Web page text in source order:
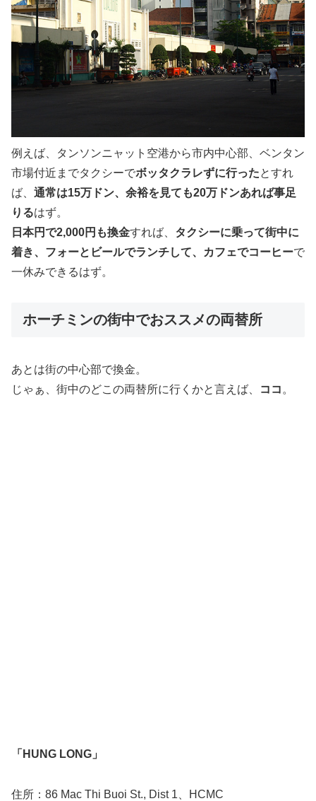
例えば、タンソンニャット空港から市内中心部、ベンタン
市場付近までタクシーでボッタクラレずに行ったとすれ
ば、 通常は15万ドン、余裕を見ても20万ドンあれば事足
りるはず。
日本円で2,000円も換金すれば、 タクシーに乗って街中に
着き、フォーとビールでランチして、カフェでコーヒーで
一休みできるはず。
ホーチミンの街中でおススメの両替所
あとは街の中心部で換金。
じゃぁ、街中のどこの両替所に行くかと言えば、
ココ 。
「HUNG LONG」
住所：86 Mac Thi Buoi St., Dist 1、HCMC